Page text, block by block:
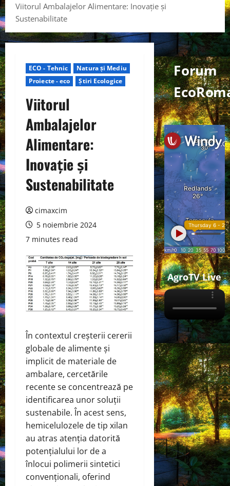
Viitorul Ambalajelor Alimentare: Inovație și
Sustenabilitate
ECO - Tehnic
Natura și Mediu
Proiecte - eco
Știri Ecologice
Viitorul
Ambalajelor
Alimentare:
Inovație și
Sustenabilitate
cimaxcim
5 noiembrie 2024
7 minutes read
În contextul creșterii cererii
globale de alimente și
implicit de materiale de
ambalare, cercetările
recente se concentrează pe
identificarea unor soluții
sustenabile. În acest sens,
hemicelulozele de tip xilan
au atras atenția datorită
potențialului lor de a
înlocui polimerii sintetici
convenționali, oferind
Forum
AgroTV Live